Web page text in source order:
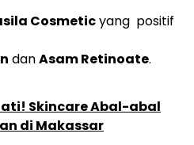
Cosmeticyang positif
danAsam Retinoate.
Skincare Abal-abal
di Makassar